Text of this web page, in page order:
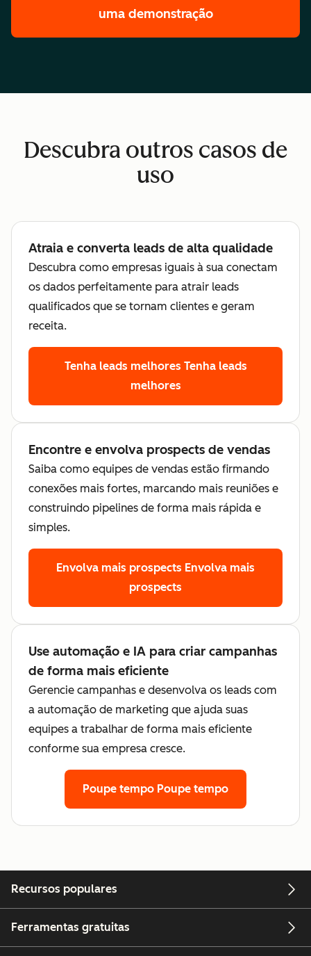
uma demonstração
Descubra outros casos de
uso
Atraia e converta leads de alta qualidade
Descubra como empresas iguais à sua conectam
os dados perfeitamente para atrair leads
qualificados que se tornam clientes e geram
receita.
Tenha leads melhores Tenha leads
melhores
Encontre e envolva prospects de vendas
Saiba como equipes de vendas estão firmando
conexões mais fortes, marcando mais reuniões e
construindo pipelines de forma mais rápida e
simples.
Envolva mais prospects Envolva mais
prospects
Use automação e IA para criar campanhas
de forma mais eficiente
Gerencie campanhas e desenvolva os leads com
a automação de marketing que ajuda suas
equipes a trabalhar de forma mais eficiente
conforme sua empresa cresce.
Poupe tempo Poupe tempo
Recursos populares
Ferramentas gratuitas